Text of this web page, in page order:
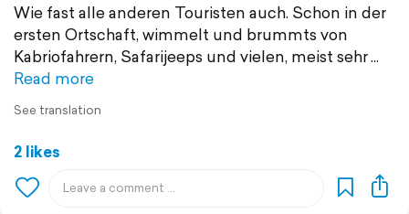
Wie fast alle anderen Touristen auch. Schon in der
ersten Ortschaft, wimmelt und brummts von
Kabriofahrern, Safarijeeps und vielen, meist sehr
Read more
See translation
2 likes